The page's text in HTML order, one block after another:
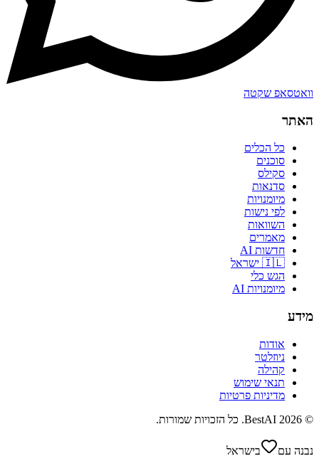
וואטסאפ שקטה
האתר
כל הכלים
סוכנים
סקילס
סדנאות
מיומנויות
לפי נישות
השוואות
מאמרים
חדשות AI
🇮🇱 ישראל
הגש כלי
מיומנויות AI
מידע
אודות
ניוזלטר
קהילה
תנאי שימוש
מדיניות פרטיות
©
2026
BestAI. כל הזכויות שמורות.
נבנה עם בישראל